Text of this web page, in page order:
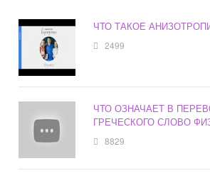
ЧТО ТАКОЕ
2499
ЧТО ОЗНАЧАЕТ В
ГРЕЧЕСКОГО СЛОВО
8829